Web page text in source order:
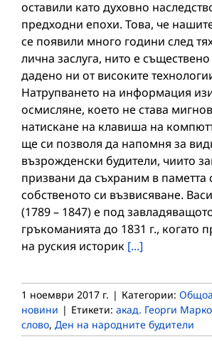
оставили като духовно
предходни епохи. Това, че
се появили много години след
лична заслуга, нито е
дадено ни от високите
Натрупването на информация
осмисляне, което не става
натискане на клавиша на
ще си позволя да напомня за
възрожденски будители, чиито
призвани да съхраним в паметта
собственото си възвисяване.
(1789 – 1847) е под
гръкоманията до 1831 г., когато
на руския историк [...]
1 ноември 2017 г. | Категории:
новини | Етикети: акад. Георги
слово, Ден на народните будители